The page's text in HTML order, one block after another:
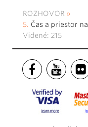
ROZHOVOR
Čas a priestor
Videné: 215